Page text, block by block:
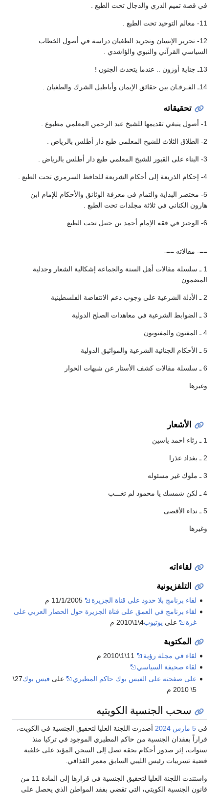
في قصة تميم الدري والدجال تحت الطبع .
11- معالم التوحيد تحت الطبع .
12- تحرير الإنسان وتجريد الطغيان دراسة في أصول الخطاب
السياسي القرآني والنبوي والؤاشدي .
13ـ جناية أوزون .. عندما يتحدث الجنون !
14ـ الفـرقـان بين حقائق الإيمان وأباطيل الشرك والطغيان .
تحقيقاته
1- أصول ينبغي تقديمها للشيخ عبد الرحمن المعلمي مطبوع .
2- الطلاق الثلاث للشيخ المعلمي طبع دار أطلس بالرياض .
3- البناء على القبور للشيخ المعلمي طبع دار أطلس بالرياض .
4- إحكام الذريعة إلى أحكام الشريعة للحافظ السرمري تحت الطبع .
5- مختصر البداية والتمام في معرفة الوثائق والأحكام للإمام ابن
هارون الكناني في ثلاثة مجلدات تحت الطبع .
6- الوجيز في فقه الإمام أحمد بن حنبل تحت الطبع .
==- مقالاته ==-
1 ـ سلسلة مقالات أهل السنة والجماعة إشكالية الشعار وجدلية
المضمون
2 ـ الأدلة الشرعية على وجوب دعم الانتفاضة الفلسطينية
3 ـ الضوابط الشرعية في معاهدات الصلح الدولية
4 ـ المفتون والمفتونون
5 ـ الأحكام الجنائية الشرعية والمواثيق الدولية
6 ـ سلسلة مقالات كشف الأستار عن شبهات الحوار
وغيرها
الأشعار
1 ـ رثاء احمد ياسين
2 ـ بغداد عذرا
3 ـ ملوك غير مسئوله
4 ـ لكن شمسك يا محمود لم تغـــب
5 ـ نداء الأقصى
وغيرها
لقاءاته
التلفزيونية
لقاء برنامج بلا حدود على قناة الجزيرة
11/1/2005 م
لقاء برنامج في العمق على قناة الجزيرة حول الحصار العربي على
غزة
على يوتيوب4\1\2010 م
المكتوبة
لقاء في مجلة رؤية
لقاء صحيفة السياسي
على صفحته على الفيس بوك حاكم المطيري
على فيس بوك
27\
5\ 2010 م
سحب الجنسية الكويتيه
في 5 مارس 2024 أصدرت اللجنة العليا لتحقيق الجنسية في الكويت،
قراراً بفقدان الجنسية من حاكم المطيري الموجود في تركيا منذ
سنوات، إثر صدور أحكام بحقه تصل إلى السجن المؤبد على خلفية
قضية تسريبات رئيس الليبي السابق معمر القذافي.
واستندت اللجنة العليا لتحقيق الجنسية في قرارها إلى المادة 11 من
قانون الجنسية الكويتي، التي تقضي بفقد المواطن الذي يحصل على